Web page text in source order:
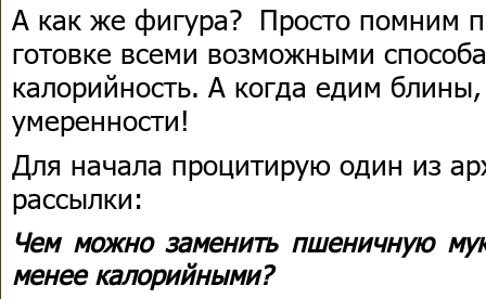
А как же фигура? Просто помним
готовке всеми возможными
калорийность. А когда едим
умеренности!
Для начала процитирую один из
рассылки:
Чем можно заменить пшеничную
менее калорийными?